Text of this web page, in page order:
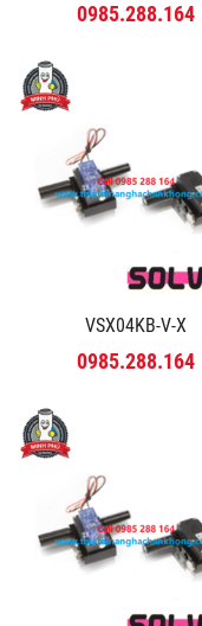
0985.288.164
VSX04KB-V-X
0985.288.164